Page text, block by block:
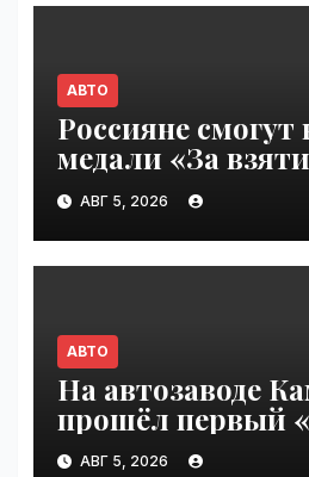
АВТО
Россияне смогут
медали «За
бензоколонки
VseTime.ru
АВГ 5, 2026
АВТО
На автозаводе
прошёл первый
шаурмы» |
АВГ 5, 2026